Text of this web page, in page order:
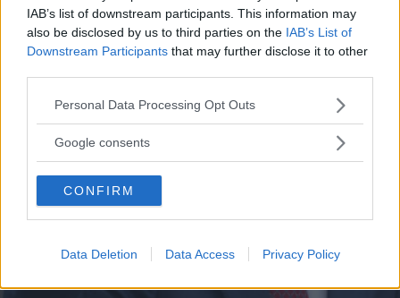
IAB’s list of downstream participants. This information may
also be disclosed by us to third parties on the IAB’s List of
Downstream Participants that may further disclose it to other
Please note that this website/app uses one or more Google
not limited to your visit or usage behaviour. You may click to
use your data for below specified purposes in below Google
consent section.
Personal Data Processing Opt Outs
Google consents
CONFIRM
Data Deletion Data Access Privacy Policy